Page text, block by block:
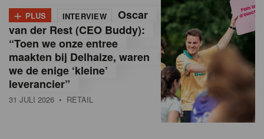
+ PLUS INTERVIEW
Oscar
van der Rest (CEO Buddy):
“Toen we onze entree
maakten bij Delhaize, waren
we de enige ‘kleine’
leverancier”
31 JULI 2026 • RETAIL